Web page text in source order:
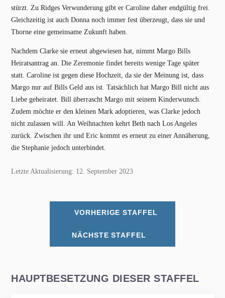
stürzt. Zu Ridges Verwunderung gibt er Caroline daher endgültig frei.
Gleichzeitig ist auch Donna noch immer fest überzeugt, dass sie und
Thorne eine gemeinsame Zukunft haben.
Nachdem Clarke sie erneut abgewiesen hat, nimmt Margo Bills
Heiratsantrag an. Die Zeremonie findet bereits wenige Tage später
statt. Caroline ist gegen diese Hochzeit, da sie der Meinung ist, dass
Margo nur auf Bills Geld aus ist. Tatsächlich hat Margo Bill nicht aus
Liebe geheiratet. Bill überrascht Margo mit seinem Kinderwunsch.
Zudem möchte er den kleinen Mark adoptieren, was Clarke jedoch
nicht zulassen will. An Weihnachten kehrt Beth nach Los Angeles
zurück. Zwischen ihr und Eric kommt es erneut zu einer Annäherung,
die Stephanie jedoch unterbindet.
Letzte Aktualisierung: 12. September 2023
VORHERIGE STAFFEL
NÄCHSTE STAFFEL
HAUPTBESETZUNG DIESER STAFFEL